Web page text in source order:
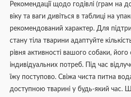
Рекомендації щодо годівлі (грам на
віку та ваги дивіться в таблиці на
рекомендований характер. Для
стану тіла тварини адаптуйте
рівня активності вашого собаки, його
індивідуальних потреб. Під час
їжу поступово. Свіжа чиста питна
доступною тварині у будь-який час.